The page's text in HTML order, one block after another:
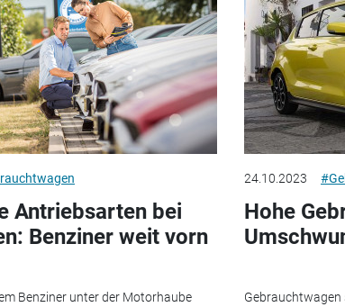
Antriebsarten bei
Benziner weit vorn
Benziner unter der Motorhaube
24.10.2023
Hohe
Gebrauchtwagen